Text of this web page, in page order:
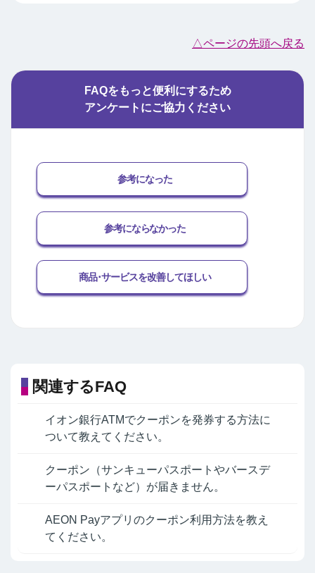
△ページの先頭へ戻る
FAQをもっと便利にするため
アンケートにご協力ください
参考になった
参考にならなかった
商品･サービスを改善してほしい
関連するFAQ
イオン銀行ATMでクーポンを発券する方法に
ついて教えてください。
クーポン（サンキューパスポートやバースデ
ーパスポートなど）が届きません。
AEON Payアプリのクーポン利用方法を教え
てください。